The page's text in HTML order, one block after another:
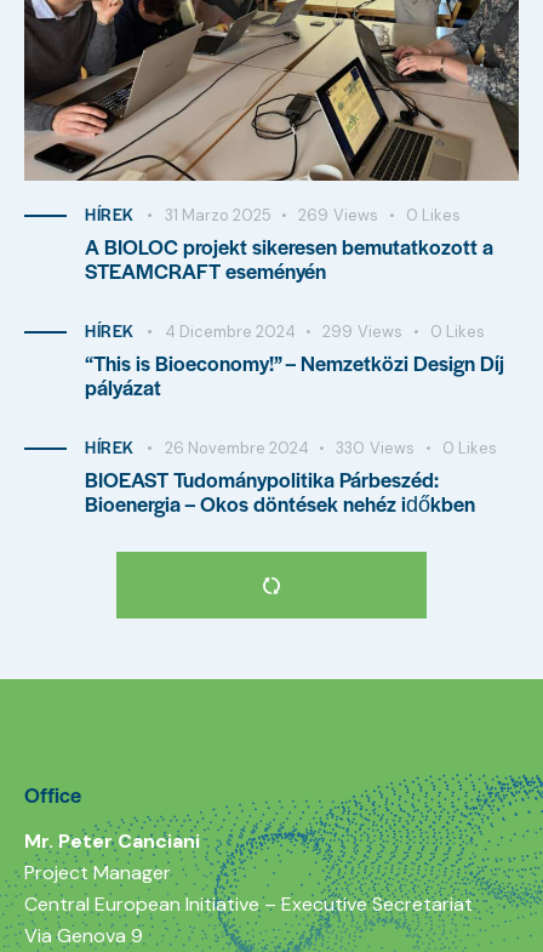
HÍREK 31 Marzo 2025 269 Views 0 Likes
A BIOLOC projekt sikeresen bemutatkozott a
STEAMCRAFT eseményén
HÍREK 4 Dicembre 2024 299 Views 0 Likes
“This is Bioeconomy!” – Nemzetközi Design Díj
pályázat
HÍREK 26 Novembre 2024 330 Views 0 Likes
BIOEAST Tudománypolitika Párbeszéd:
Bioenergia – Okos döntések nehéz időkben
Office
Mr. Peter Canciani
Project Manager
Central European Initiative – Executive Secretariat
Via Genova 9